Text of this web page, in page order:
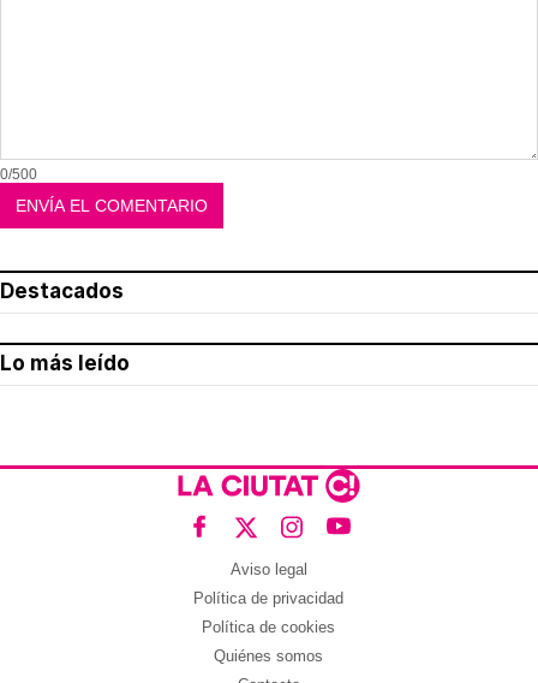
0/500
Destacados
Lo más leído
Aviso legal
Política de privacidad
Política de cookies
Quiénes somos